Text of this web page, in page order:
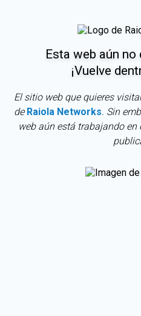
Esta web aún
¡Vuelve
El sitio web que quieres
de Raiola Networks . Sin
web aún está trabajando en